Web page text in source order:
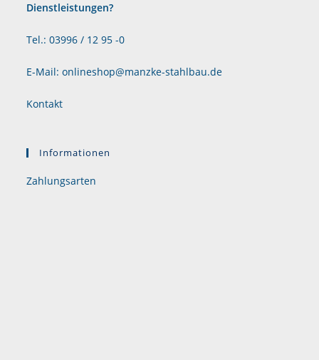
Dienstleistungen?
Tel.: 03996 / 12 95 -0
E-Mail: onlineshop@manzke-stahlbau.de
Kontakt
Informationen
Zahlungsarten